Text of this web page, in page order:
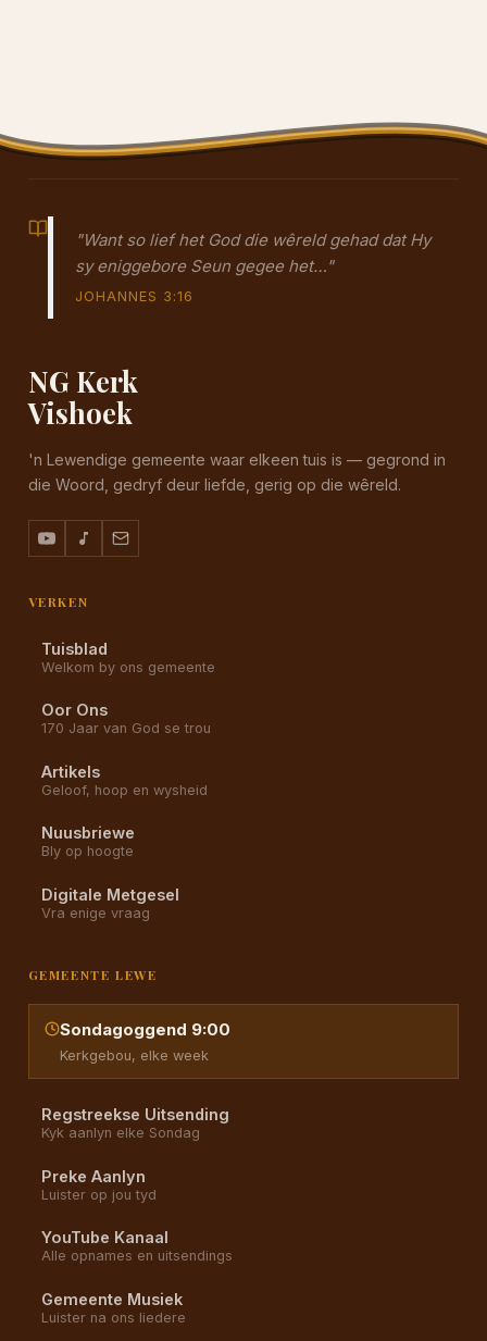
"Want so lief het God die wêreld gehad dat Hy
sy eniggebore Seun gegee het…"
JOHANNES 3:16
NG Kerk
Vishoek
'n Lewendige gemeente waar elkeen tuis is — gegrond in
die Woord, gedryf deur liefde, gerig op die wêreld.
VERKEN
Tuisblad
Welkom by ons gemeente
Oor Ons
170 Jaar van God se trou
Artikels
Geloof, hoop en wysheid
Nuusbriewe
Bly op hoogte
Digitale Metgesel
Vra enige vraag
GEMEENTE LEWE
Sondagoggend 9:00
Kerkgebou, elke week
Regstreekse Uitsending
Kyk aanlyn elke Sondag
Preke Aanlyn
Luister op jou tyd
YouTube Kanaal
Alle opnames en uitsendings
Gemeente Musiek
Luister na ons liedere